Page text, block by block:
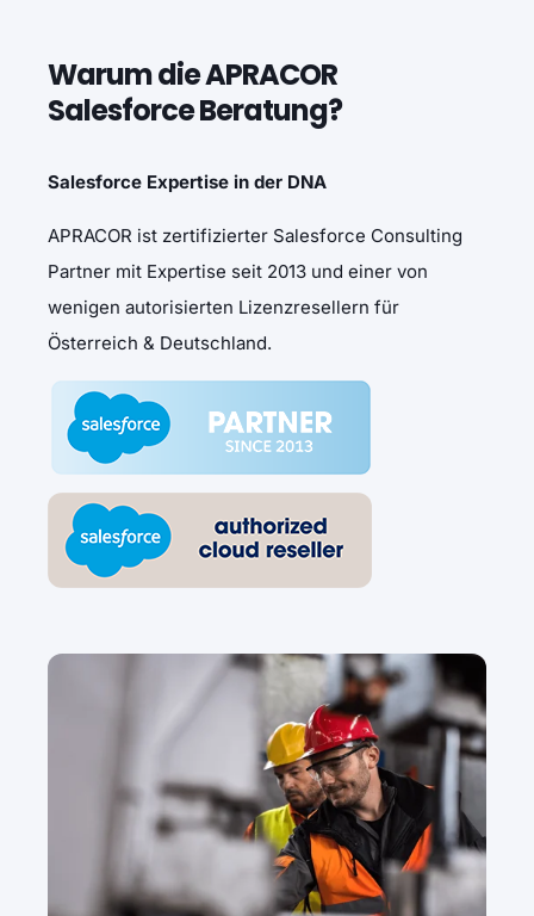
Warum die APRACOR
Salesforce Beratung?
Salesforce Expertise in der DNA
APRACOR ist zertifizierter Salesforce Consulting
Partner mit Expertise seit 2013 und einer von
wenigen autorisierten Lizenzresellern für
Österreich & Deutschland.